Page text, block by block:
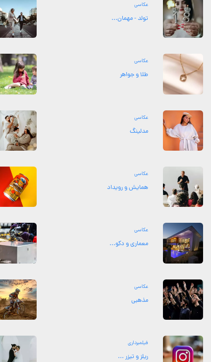
عکاسی
تولد - مهمان...
عکاسی
طلا و جواهر
عکاسی
مدلینگ
عکاسی
همایش و رویداد
عکاسی
معماری و دکو...
عکاسی
مذهبی
فیلمبرداری
ریلز و تیزر ...